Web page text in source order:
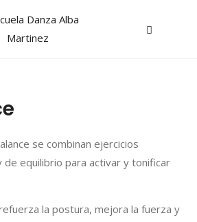
se combinan ejercicios
de equilibrio para activar y tonificar
la postura, mejora la fuerza y